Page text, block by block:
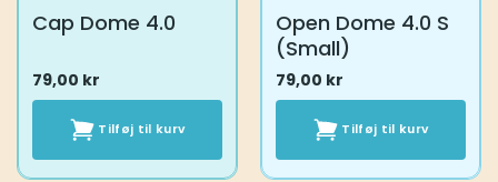
Cap Dome 4.0
79,00 kr
Tilføj til kurv
Open Dome 4.0 S
(Small)
79,00 kr
Tilføj til kurv